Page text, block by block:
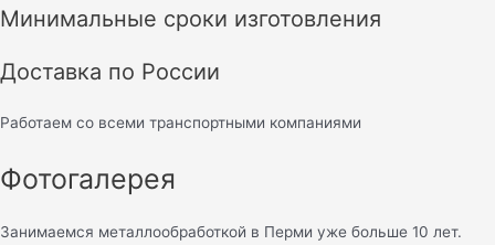
Минимальные сроки изготовления
Доставка по России
Работаем со всеми транспортными компаниями
Фотогалерея
Занимаемся металлообработкой в Перми уже больше 10 лет.